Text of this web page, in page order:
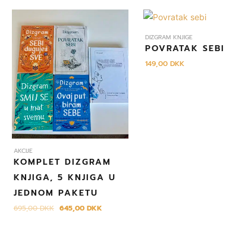
AKCIJE
KOMPLET DIZGRAM
KNJIGA, 5 KNJIGA U
JEDNOM PAKETU
695,00DKK
Izvorna
cijena
bila
je:
695,00 DKK.
645,00 DKK
Trenutna
645,00 DKK.
DIZGRAM KNJIGE
POVRATAK SEBI
149,00 DKK